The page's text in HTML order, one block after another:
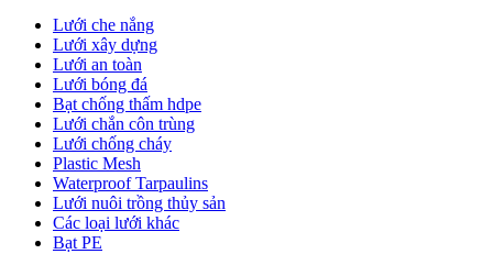
Lưới che nắng
Lưới xây dựng
Lưới an toàn
Lưới bóng đá
Bạt chống thấm hdpe
Lưới chắn côn trùng
Lưới chống cháy
Plastic Mesh
Waterproof Tarpaulins
Lưới nuôi trồng thủy sản
Các loại lưới khác
Bạt PE